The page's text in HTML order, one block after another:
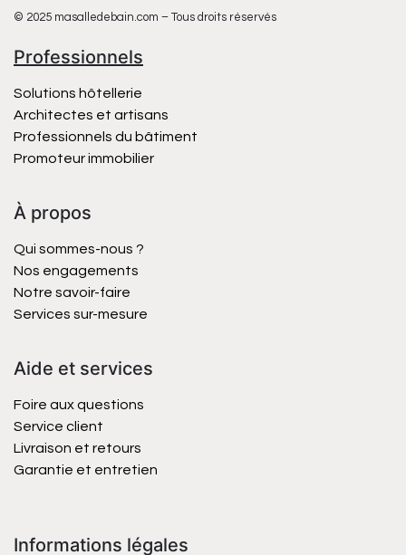
© 2025 masalledebain.com – Tous droits réservés
Professionnels
Solutions hôtellerie
Architectes et artisans
Professionnels du bâtiment
Promoteur immobilier
À propos
Qui sommes-nous ?
Nos engagements
Notre savoir-faire
Services sur-mesure
Aide et services
Foire aux questions
Service client
Livraison et retours
Garantie et entretien
Informations légales